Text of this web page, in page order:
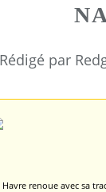
Rédigé par
Havre renoue avec sa